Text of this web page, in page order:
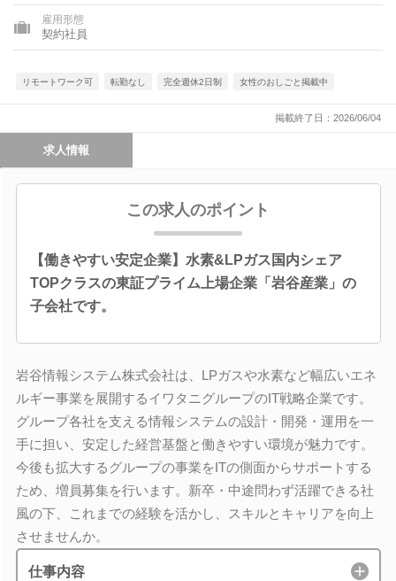
雇用形態
契約社員
リモートワーク可 転勤なし 完全週休2日制 女性のおしごと掲載中
掲載終了日：2026/06/04
求人情報
この求人のポイント
【働きやすい安定企業】水素&LPガス国内シェア
TOPクラスの東証プライム上場企業「岩谷産業」の
子会社です。
岩谷情報システム株式会社は、LPガスや水素など幅広いエネ
ルギー事業を展開するイワタニグループのIT戦略企業です。
グループ各社を支える情報システムの設計・開発・運用を一
手に担い、安定した経営基盤と働きやすい環境が魅力です。
今後も拡大するグループの事業をITの側面からサポートする
ため、増員募集を行います。新卒・中途問わず活躍できる社
風の下、これまでの経験を活かし、スキルとキャリアを向上
させませんか。
仕事内容